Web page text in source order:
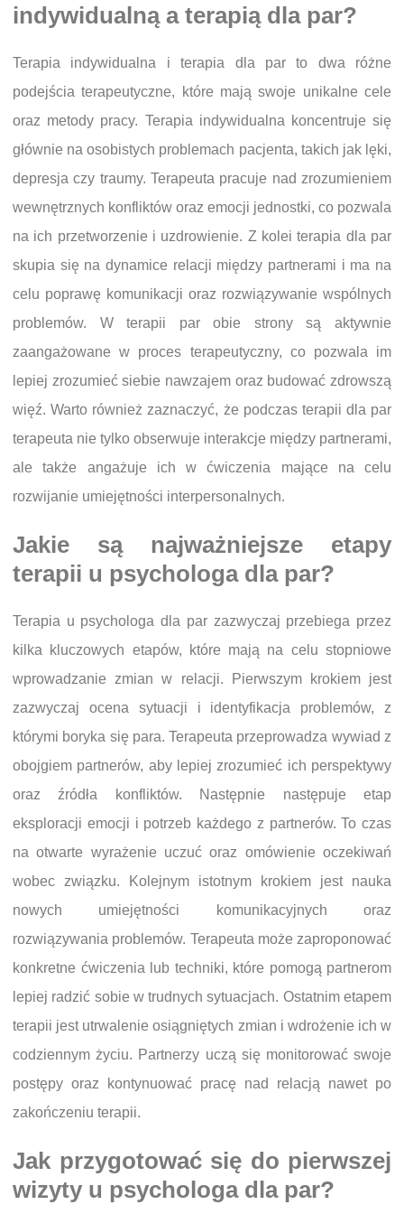
indywidualną a terapią dla par?
Terapia indywidualna i terapia dla par to dwa różne
podejścia terapeutyczne, które mają swoje unikalne cele
oraz metody pracy. Terapia indywidualna koncentruje się
głównie na osobistych problemach pacjenta, takich jak lęki,
depresja czy traumy. Terapeuta pracuje nad zrozumieniem
wewnętrznych konfliktów oraz emocji jednostki, co pozwala
na ich przetworzenie i uzdrowienie. Z kolei terapia dla par
skupia się na dynamice relacji między partnerami i ma na
celu poprawę komunikacji oraz rozwiązywanie wspólnych
problemów. W terapii par obie strony są aktywnie
zaangażowane w proces terapeutyczny, co pozwala im
lepiej zrozumieć siebie nawzajem oraz budować zdrowszą
więź. Warto również zaznaczyć, że podczas terapii dla par
terapeuta nie tylko obserwuje interakcje między partnerami,
ale także angażuje ich w ćwiczenia mające na celu
rozwijanie umiejętności interpersonalnych.
Jakie są najważniejsze etapy
terapii u psychologa dla par?
Terapia u psychologa dla par zazwyczaj przebiega przez
kilka kluczowych etapów, które mają na celu stopniowe
wprowadzanie zmian w relacji. Pierwszym krokiem jest
zazwyczaj ocena sytuacji i identyfikacja problemów, z
którymi boryka się para. Terapeuta przeprowadza wywiad z
obojgiem partnerów, aby lepiej zrozumieć ich perspektywy
oraz źródła konfliktów. Następnie następuje etap
eksploracji emocji i potrzeb każdego z partnerów. To czas
na otwarte wyrażenie uczuć oraz omówienie oczekiwań
wobec związku. Kolejnym istotnym krokiem jest nauka
nowych umiejętności komunikacyjnych oraz
rozwiązywania problemów. Terapeuta może zaproponować
konkretne ćwiczenia lub techniki, które pomogą partnerom
lepiej radzić sobie w trudnych sytuacjach. Ostatnim etapem
terapii jest utrwalenie osiągniętych zmian i wdrożenie ich w
codziennym życiu. Partnerzy uczą się monitorować swoje
postępy oraz kontynuować pracę nad relacją nawet po
zakończeniu terapii.
Jak przygotować się do pierwszej
wizyty u psychologa dla par?